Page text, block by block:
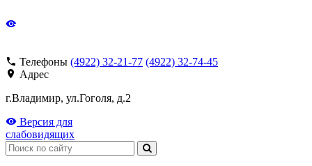
Телефоны (4922) 32-21-77 (4922) 32-74-45
Адрес
г.Владимир, ул.Гоголя, д.2
Версия для
слабовидящих
Поиск